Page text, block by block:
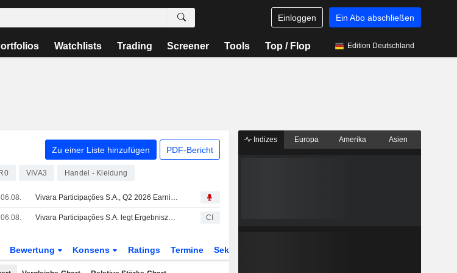
Einloggen Ein Abo abschließen
Watchlists Trading Screener Tools Top / Flop Edition Deutschland
Zu einer Liste hinzufügen PDF-Bericht
VIVA3 Handel - Kleidung
06.08. Vivara Participações S.A., Q2 2026 Earnings Call, Aug 06, 2026
06.08. Vivara Participações S.A. legt Ergebniszahlen für das zweite Quartal und das erste Halbjahr bis zum 30. Juni 2026 vor CI
Bewertung Konsens Ratings Termine Sektor
Indizes Europa Amerika Asien